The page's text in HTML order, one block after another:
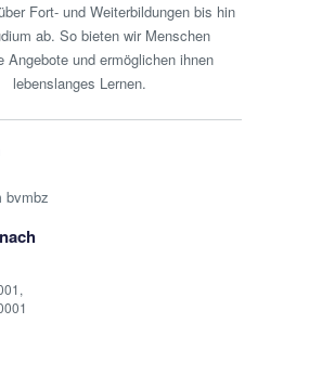
Fort- und Weiterbildungen bis hin
ab. So bieten wir Menschen
Angebote und ermöglichen ihnen
lebenslanges Lernen.